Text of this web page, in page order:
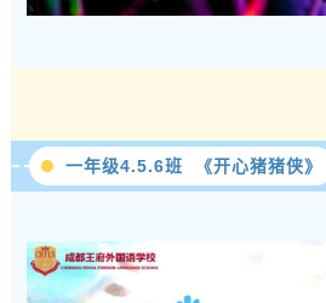
一年级4.5.6班 《开心猪猪侠》